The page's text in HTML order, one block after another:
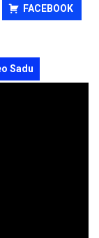
FACEBOOK
Sadu